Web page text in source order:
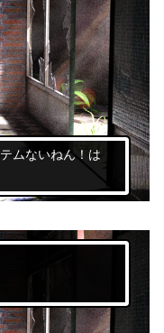
ムないねん！は